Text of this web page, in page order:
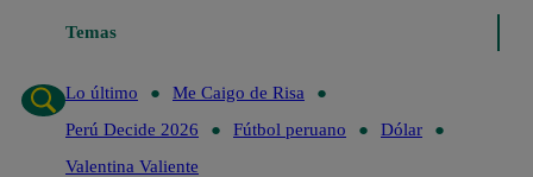
Temas
Lo último
Me Caigo de Risa
Perú Decide 2026
Fútbol peruano
Dólar
Valentina Valiente